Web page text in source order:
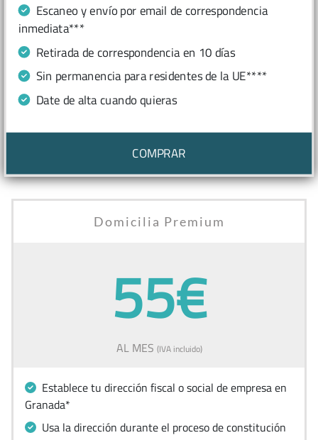
Escaneo y envío por email de correspondencia
inmediata***
Retirada de correspondencia en 10 días
Sin permanencia para residentes de la UE****
Date de alta cuando quieras
COMPRAR
Domicilia Premium
55€
AL MES (IVA incluido)
Establece tu dirección fiscal o social de empresa en
Granada*
Usa la dirección durante el proceso de constitución